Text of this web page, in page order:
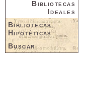
Bibliotecas
Ideales
Bibliotecas
Hipotéticas
Buscar